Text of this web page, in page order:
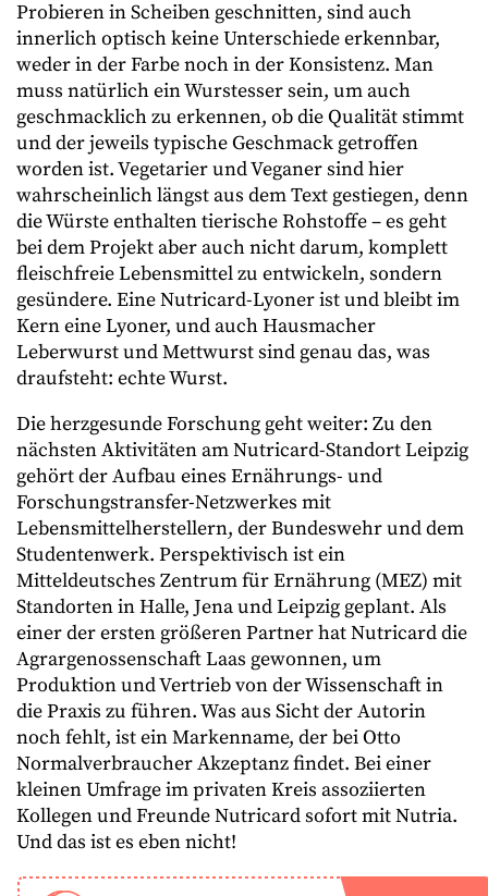
Probieren in Scheiben geschnitten, sind auch
innerlich optisch keine Unterschiede erkennbar,
weder in der Farbe noch in der Konsistenz. Man
muss natürlich ein Wurstesser sein, um auch
geschmacklich zu erkennen, ob die Qualität stimmt
und der jeweils typische Geschmack getroffen
worden ist. Vegetarier und Veganer sind hier
wahrscheinlich längst aus dem Text gestiegen, denn
die Würste enthalten tierische Rohstoffe – es geht
bei dem Projekt aber auch nicht darum, komplett
fleischfreie Lebensmittel zu entwickeln, sondern
gesündere. Eine Nutricard-Lyoner ist und bleibt im
Kern eine Lyoner, und auch Hausmacher
Leberwurst und Mettwurst sind genau das, was
draufsteht: echte Wurst.
Die herzgesunde Forschung geht weiter: Zu den
nächsten Aktivitäten am Nutricard-Standort Leipzig
gehört der Aufbau eines Ernährungs- und
Forschungstransfer-Netzwerkes mit
Lebensmittelherstellern, der Bundeswehr und dem
Studentenwerk. Perspektivisch ist ein
Mitteldeutsches Zentrum für Ernährung (MEZ) mit
Standorten in Halle, Jena und Leipzig geplant. Als
einer der ersten größeren Partner hat Nutricard die
Agrargenossenschaft Laas gewonnen, um
Produktion und Vertrieb von der Wissenschaft in
die Praxis zu führen. Was aus Sicht der Autorin
noch fehlt, ist ein Markenname, der bei Otto
Normalverbraucher Akzeptanz findet. Bei einer
kleinen Umfrage im privaten Kreis assoziierten
Kollegen und Freunde Nutricard sofort mit Nutria.
Und das ist es eben nicht!